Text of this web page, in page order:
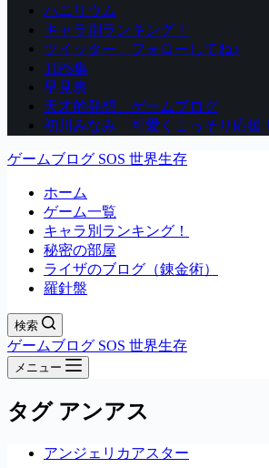
ハニリウム
キャラ別ランキング！
ツイッター フォローしてね♪
TIPS集
早見表
天才的発想 ゲームブログ
初川みなみ 可愛くこっそり応援
ゲームブログ SOS 世界生存
ホーム
ゲーム一覧
キャラ別ランキング！
秘密の部屋
ライザのブログ（錬金術）
羅針盤
検索
ゲームブログ SOS 世界生存
メニュー
タグアンアス
アンジェリカアスター